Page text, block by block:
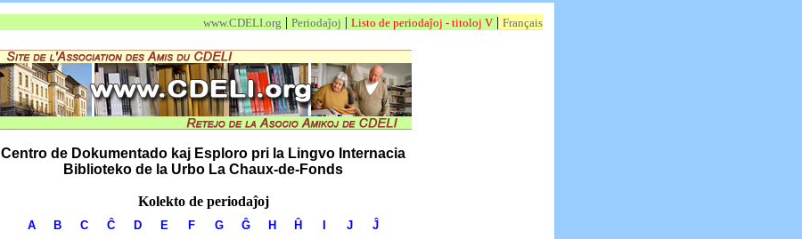
www.CDELI.org | Periodaĵoj | Listo de periodaĵoj - titoloj V | Français
Centro de Dokumentado kaj Esploro pri la Lingvo Internacia
Biblioteko de la Urbo La Chaux-de-Fonds
Kolekto de periodaĵoj
A B C Ĉ D E F G Ĝ H Ĥ J Ĵ